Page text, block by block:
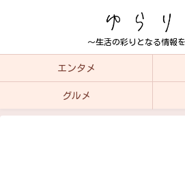
～生活の彩りとなる情報
エンタメ
グルメ